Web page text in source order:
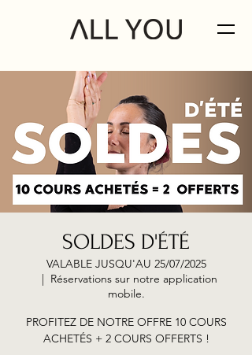
SOLDES D'ÉTÉ
VALABLE JUSQU'AU 25/07/2025
  |
Réservations sur notre application
mobile.
PROFITEZ DE NOTRE OFFRE 10 COURS
ACHETÉS + 2 COURS OFFERTS !